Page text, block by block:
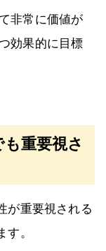
非常に価値が
効果的に目標
重要視さ
が重要視される
。